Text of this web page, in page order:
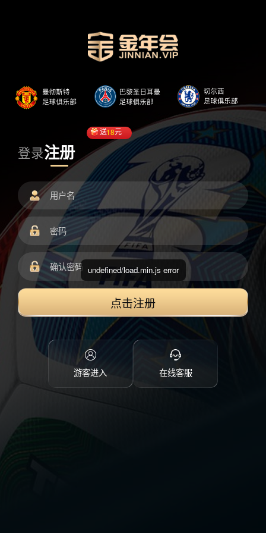
登录注册
送18元
点击注册
游客进入 在线客服
undefined/load.min.js error